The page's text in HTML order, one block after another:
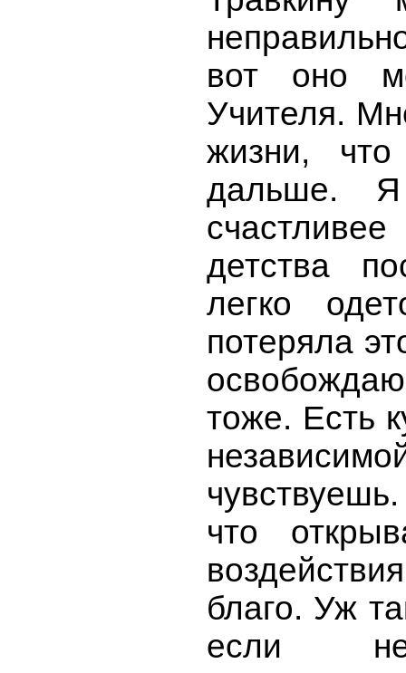
вот оно
Учителя.
жизни,
дальше.
детства
легко
потеряла
тоже. Есть
что
благо. Уж
если